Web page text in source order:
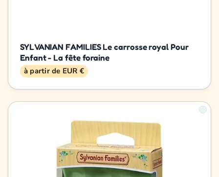
SYLVANIAN FAMILIES Le carrosse royal Pour
Enfant - La fête foraine
à partir de EUR €